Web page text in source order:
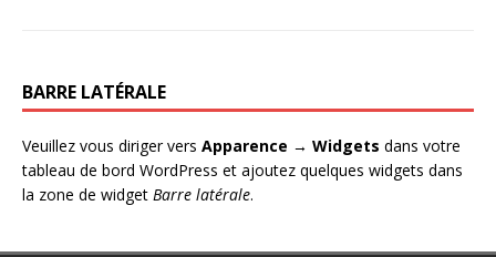
BARRE LATÉRALE
Veuillez vous diriger vers Apparence → Widgets dans votre
tableau de bord WordPress et ajoutez quelques widgets dans
la zone de widget Barre latérale.